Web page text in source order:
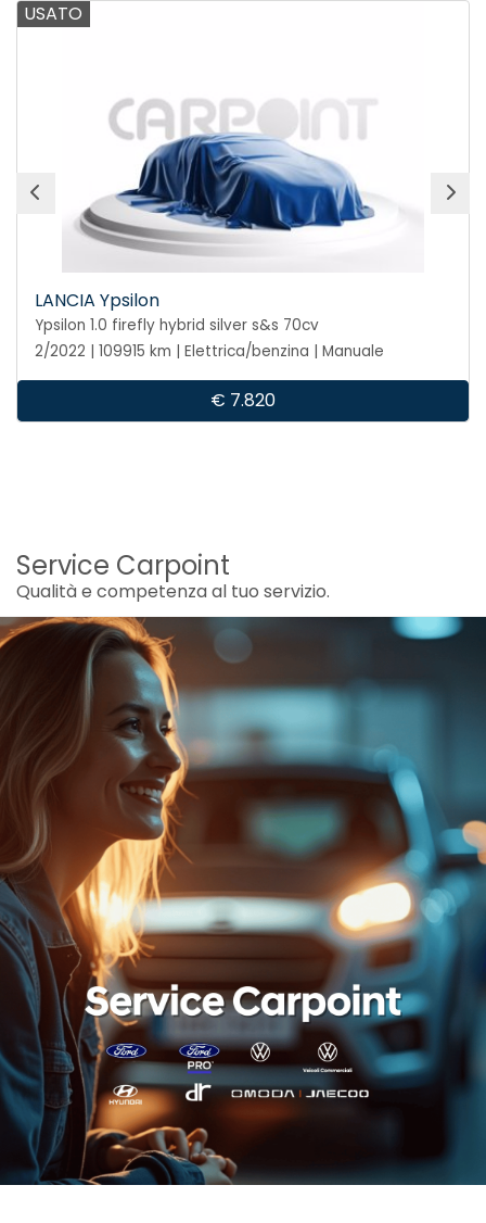
USATO
LANCIA Ypsilon
Ypsilon 1.0 firefly hybrid silver s&s 70cv
2/2022 | 109915 km | Elettrica/benzina | Manuale
€ 7.820
Service Carpoint
Qualità e competenza al tuo servizio.